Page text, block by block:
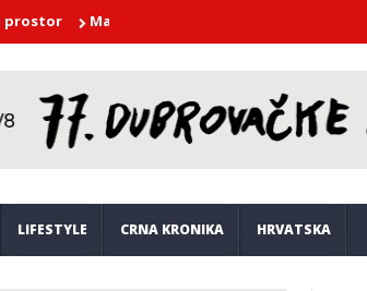
Marko Kutlić u nedjelju nastupa na Orsuli
LIFESTYLE CRNA KRONIKA HRVATSKA